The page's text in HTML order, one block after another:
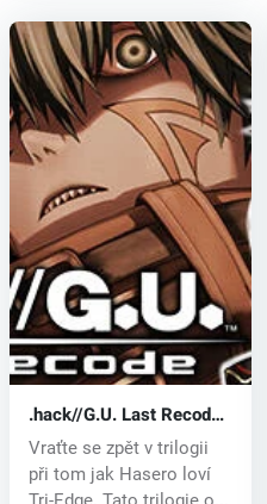
.hack//G.U. Last Recode
(PC) CD key
Vraťte se zpět v trilogii
při tom jak Hasero loví